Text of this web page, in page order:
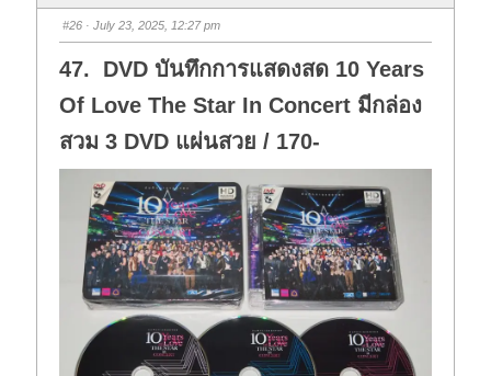
d
o
n
u
p
#26 · July 23, 2025, 12:27 pm
47. DVD บันทึกการแสดงสด 10 Years
Of Love The Star In Concert มีกล่อง
สวม 3 DVD แผ่นสวย / 170-